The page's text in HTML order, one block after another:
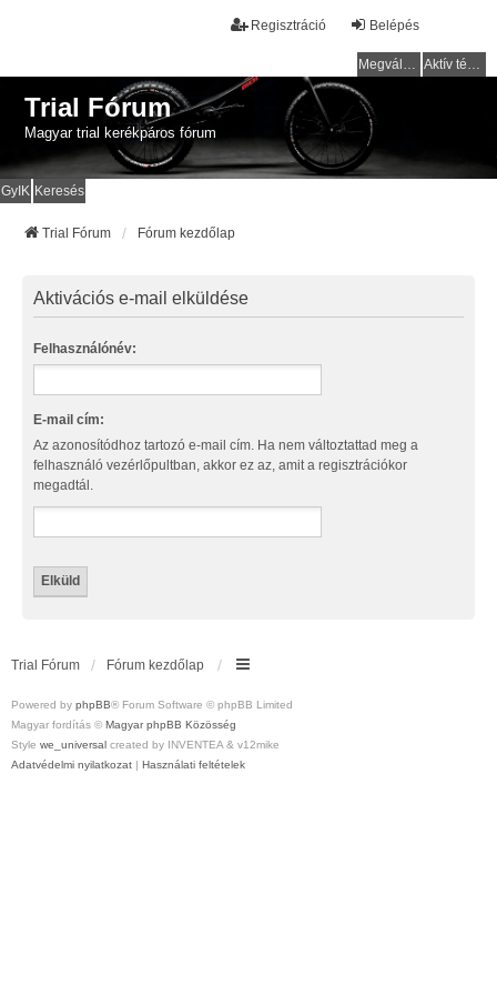
Belépés
Regisztráció
Megválaszolatlan témák Aktív témák
Trial Fórum
Magyar trial kerékpáros fórum
GyIK Keresés
Trial Fórum Fórum kezdőlap
Aktivációs e-mail elküldése
Felhasználónév:
E-mail cím:
Az azonosítódhoz tartozó e-mail cím. Ha nem változtattad meg a
felhasználó vezérlőpultban, akkor ez az, amit a regisztrációkor
megadtál.
Trial Fórum Fórum kezdőlap
Powered by phpBB® Forum Software © phpBB Limited
Magyar fordítás © Magyar phpBB Közösség
Style we_universal created by INVENTEA & v12mike
Adatvédelmi nyilatkozat | Használati feltételek